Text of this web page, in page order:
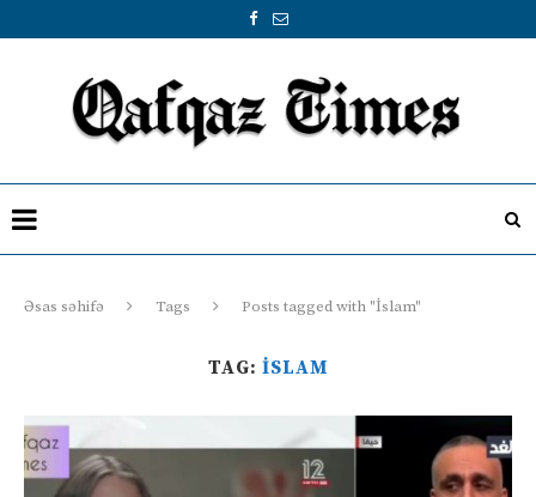
Əsas səhifə Tags Posts tagged with "İslam"
TAG: İSLAM